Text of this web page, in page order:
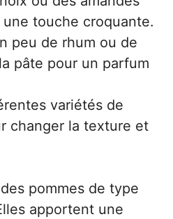
touche croquante.
peu de rhum ou de
pâte pour un parfum
variétés de
changer la texture et
pommes de type
apportent une